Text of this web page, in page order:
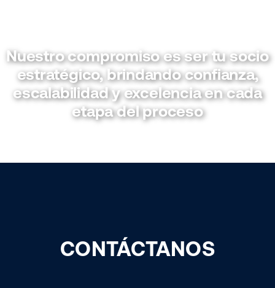
Nuestro compromiso es ser tu socio
estratégico, brindando confianza,
escalabilidad y excelencia en cada
etapa del proceso
CONTÁCTANOS